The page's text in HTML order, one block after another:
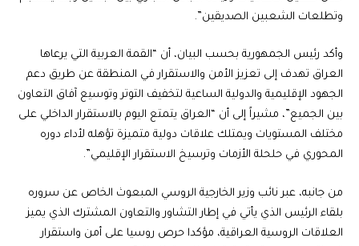
وتطلعات الشعبين الصديقين”.
وأكد رئيس الجمهورية بحسب البيان، أن “القمة العربية التي يرعاها
العراق تهدف إلى تعزيز الأمن والاستقرار في المنطقة عن طريق دعم
الجهود الإقليمية والدولية الساعية لتخفيف التوتر وتوسيع آفاق التعاون
بين الجميع”، مشيراً إلى أن “العراق يتمتع اليوم بالاستقرار الداخلي على
مختلف المستويات ويمتلك علاقات دولية متميزة تؤهله لأداء دوره
المحوري في حلحلة الأزمات وترسيخ الاستقرار الإقليمي”.
من جانبه، عبر نائب وزير الخارجية الروسي المبعوث الخاص عن سروره
بلقاء الرئيس الذي يأتي في إطار التشاور والتعاون المشترك الذي يميز
العلاقات الروسية العراقية، مؤكدا حرص روسيا على أمن واستقرار